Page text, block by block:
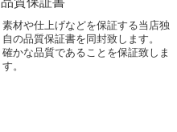
素材や仕上げなどを保証する当店独
自の品質保証書を同封致します。
確かな品質であることを保証致しま
す。